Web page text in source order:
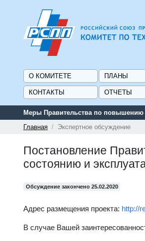
О КОМИТЕТЕ ПЛАНЫ
КОНТАКТЫ ОТЧЕТЫ
Меры Правительства по повышению
Главная
Экспертное обсуждение
Постановление
состоянию и
Обсуждение закончено 25.02.2020
Адрес размещения проекта: http://
В случае Вашей